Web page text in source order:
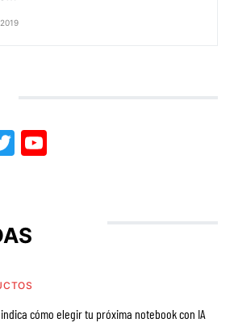
Twitter
cómo elegir tu próxima notebook con IA